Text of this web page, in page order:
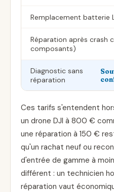
Remplacement batterie
Réparation après crash
composants)
Diagnostic sans
réparation
Ces tarifs s'entendent
un drone DJI à 800 €
une réparation à 150 €
qu'un rachat neuf ou
d'entrée de gamme à
différent : un technicien
réparation vaut